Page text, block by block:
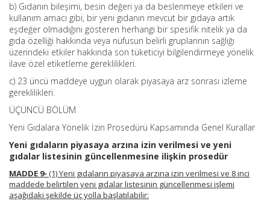
b) Gıdanın bileşimi, besin değeri ya da beslenmeye etkileri ve
kullanım amacı gibi, bir yeni gıdanın mevcut bir gıdaya artık
eşdeğer olmadığını gösteren herhangi bir spesifik nitelik ya da
gıda özelliği hakkında veya nüfusun belirli gruplarının sağlığı
üzerindeki etkiler hakkında son tüketiciyi bilgilendirmeye yönelik
ilave özel etiketleme gereklilikleri.
c) 23 üncü maddeye uygun olarak piyasaya arz sonrası izleme
gereklilikleri.
ÜÇÜNCÜ BÖLÜM
Yeni Gıdalara Yönelik İzin Prosedürü Kapsamında Genel Kurallar
Yeni gıdaların piyasaya arzına izin verilmesi ve yeni
gıdalar listesinin güncellenmesine ilişkin prosedür
MADDE 9- (1) Yeni gıdaların piyasaya arzına izin verilmesi ve 8 inci
maddede belirtilen yeni gıdalar listesinin güncellenmesi işlemi
aşağıdaki şekilde üç yolla başlatılabilir: